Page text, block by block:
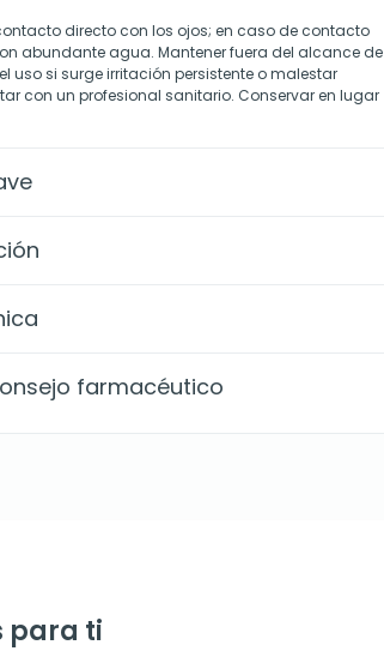
directo con los ojos; en caso de contacto
abundante agua. Mantener fuera del alcance de
uso si surge irritación persistente o malestar
con un profesional sanitario. Conservar en lugar
farmacéutico
para ti